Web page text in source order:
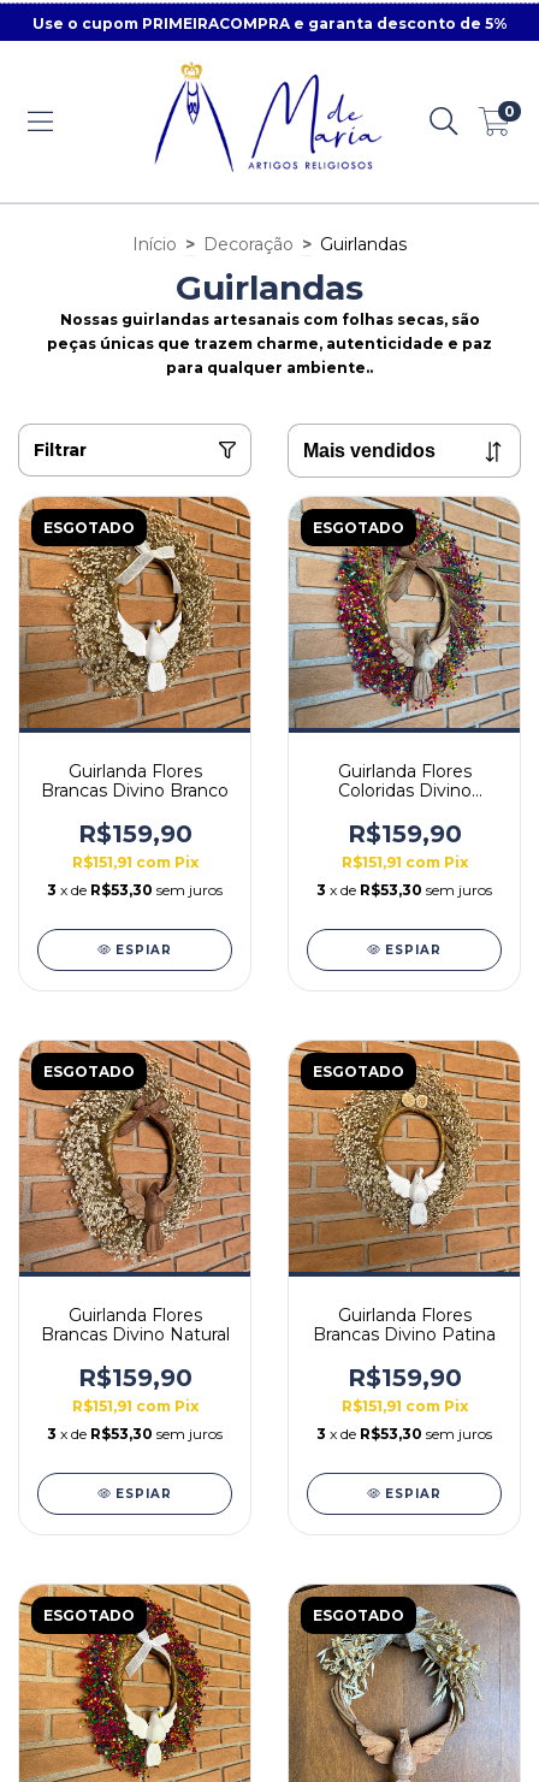
Use o cupom PRIMEIRACOMPRA e garanta desconto de 5%
0
Início > Decoração > Guirlandas
Guirlandas
Nossas guirlandas artesanais com folhas secas, são
peças únicas que trazem charme, autenticidade e paz
para qualquer ambiente..
Filtrar
ESGOTADO
Guirlanda Flores
Brancas Divino Branco
R$159,90
R$151,91 com Pix
3 x de R$53,30 sem juros
ESPIAR
ESGOTADO
Guirlanda Flores
Coloridas Divino
R$159,90
R$151,91 com Pix
3 x de R$53,30 sem juros
ESPIAR
ESGOTADO
Guirlanda Flores
Brancas Divino Natural
R$159,90
R$151,91 com Pix
3 x de R$53,30 sem juros
ESPIAR
ESGOTADO
Guirlanda Flores
Brancas Divino Patina
R$159,90
R$151,91 com Pix
3 x de R$53,30 sem juros
ESPIAR
ESGOTADO ESGOTADO